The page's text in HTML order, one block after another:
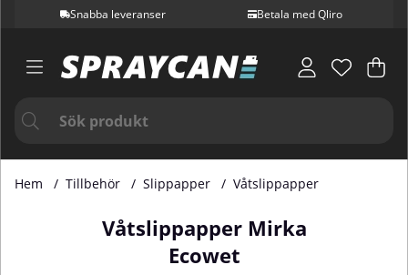
Snabba leveranser Betala med Qliro
.
Hem Tillbehör Slippapper Våtslippapper
Våtslippapper Mirka
Ecowet